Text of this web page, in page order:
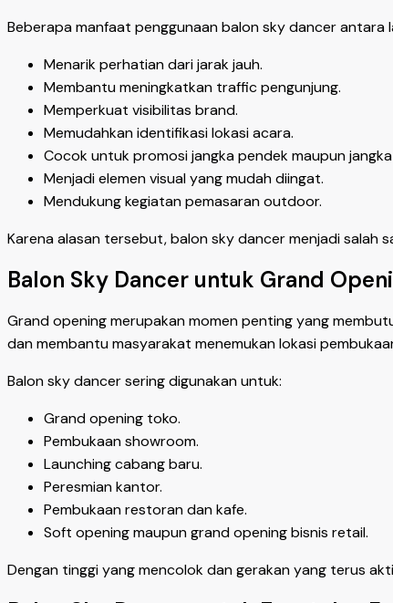
Beberapa manfaat penggunaan balon sky dancer antara
Menarik perhatian dari jarak jauh.
Membantu meningkatkan traffic pengunjung.
Memperkuat visibilitas brand.
Memudahkan identifikasi lokasi acara.
Cocok untuk promosi jangka pendek maupun
Menjadi elemen visual yang mudah diingat.
Mendukung kegiatan pemasaran outdoor.
Karena alasan tersebut, balon sky dancer menjadi
Balon Sky Dancer untuk Grand
Grand opening merupakan momen penting yang
dan membantu masyarakat menemukan lokasi
Balon sky dancer sering digunakan untuk:
Grand opening toko.
Pembukaan showroom.
Launching cabang baru.
Peresmian kantor.
Pembukaan restoran dan kafe.
Soft opening maupun grand opening bisnis retail.
Dengan tinggi yang mencolok dan gerakan yang terus